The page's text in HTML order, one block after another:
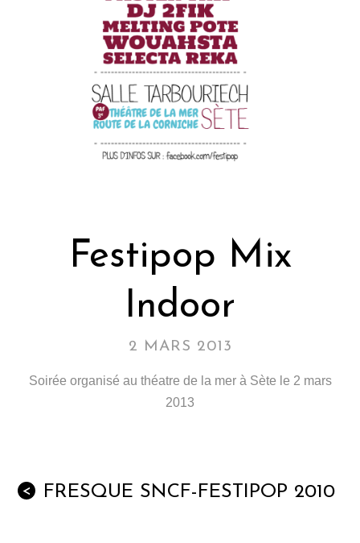
Festipop Mix
Indoor
2 MARS 2013
Soirée organisé au théatre de la mer à Sète le 2 mars
2013
< FRESQUE SNCF-FESTIPOP 2010